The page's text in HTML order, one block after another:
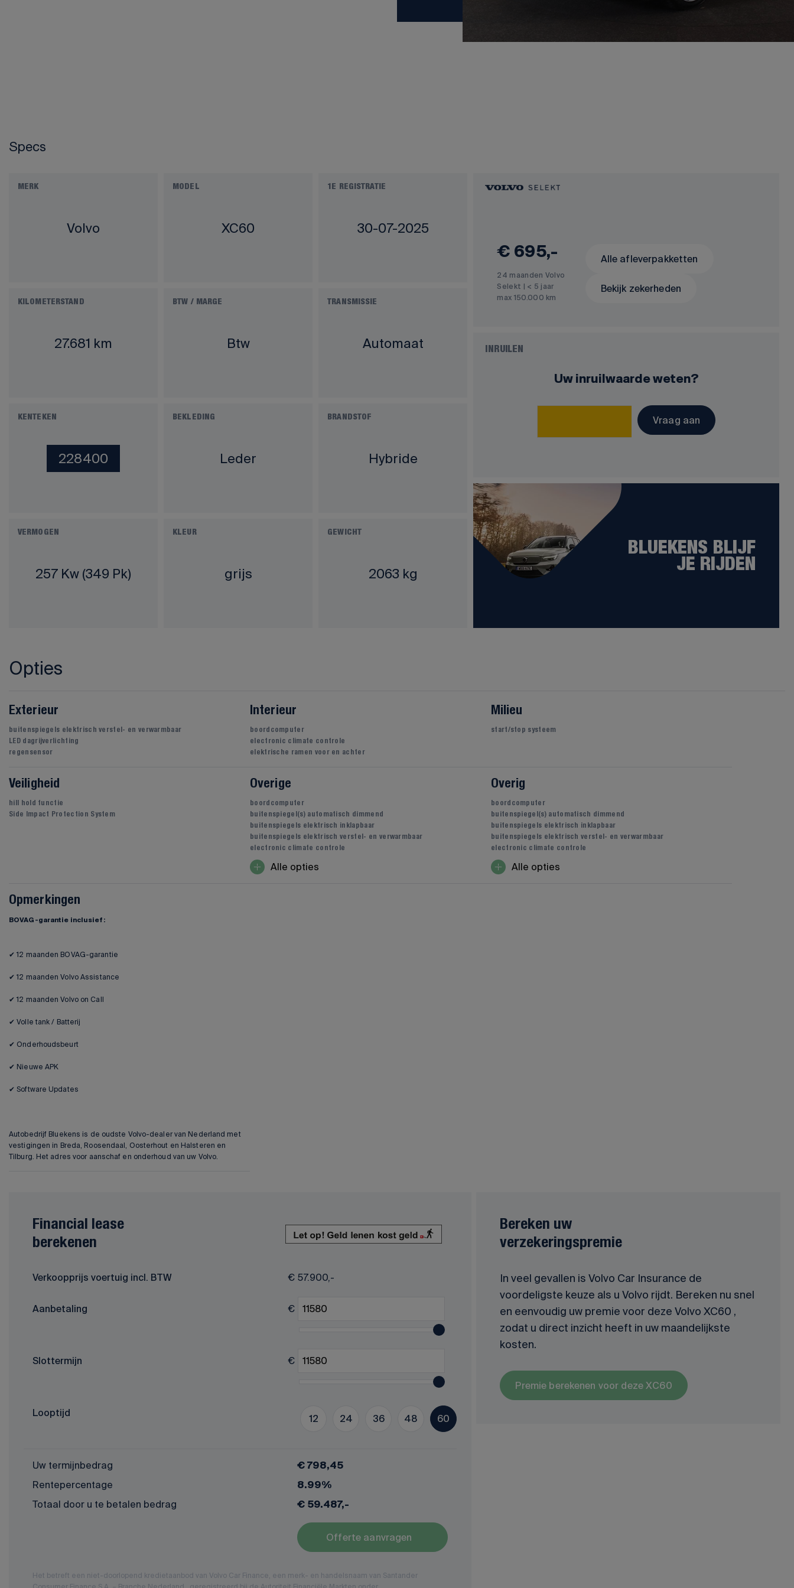
Specs
MERK
Volvo
MODEL
XC60
1E REGISTRATIE
30-07-2025
KILOMETERSTAND
27.681 km
BTW / MARGE
Btw
TRANSMISSIE
Automaat
KENTEKEN
228400
BEKLEDING
Leder
BRANDSTOF
Hybride
VERMOGEN
257 Kw (349 Pk)
KLEUR
grijs
GEWICHT
2063 kg
€ 695,-
24 maanden Volvo
Selekt | < 5 jaar
max 150.000 km
Alle afleverpakketten
Bekijk zekerheden
INRUILEN
Uw inruilwaarde weten?
Vraag aan
BLUEKENS BLIJF
JE RIJDEN
Opties
Exterieur
buitenspiegels elektrisch verstel- en verwarmbaar
LED dagrijverlichting
regensensor
Interieur
boordcomputer
electronic climate controle
elektrische ramen voor en achter
Milieu
start/stop systeem
Veiligheid
hill hold functie
Side Impact Protection System
Overige
boordcomputer
buitenspiegel(s) automatisch dimmend
buitenspiegels elektrisch inklapbaar
buitenspiegels elektrisch verstel- en verwarmbaar
electronic climate controle
Alle opties
Overig
boordcomputer
buitenspiegel(s) automatisch dimmend
buitenspiegels elektrisch inklapbaar
buitenspiegels elektrisch verstel- en verwarmbaar
electronic climate controle
Alle opties
Opmerkingen
BOVAG-garantie inclusief:
✔ 12 maanden BOVAG-garantie
✔ 12 maanden Volvo Assistance
✔ 12 maanden Volvo on Call
✔ Volle tank / Batterij
✔ Onderhoudsbeurt
✔ Nieuwe APK
✔ Software Updates
Autobedrijf Bluekens is de oudste Volvo-dealer van Nederland met
vestigingen in Breda, Roosendaal, Oosterhout en Halsteren en
Tilburg. Het adres voor aanschaf en onderhoud van uw Volvo.
Financial lease
berekenen
Verkoopprijs voertuig incl. BTW € 57.900,-
Aanbetaling €
Slottermijn €
Looptijd
12 24 36 48 60
Uw termijnbedrag € 798,45
Rentepercentage 8.99%
Totaal door u te betalen bedrag € 59.487,-
Offerte aanvragen
Het betreft een niet-doorlopend kredietaanbod van Volvo Car Finance, een merk- en handelsnaam van Santander
Bereken uw
verzekeringspremie
In veel gevallen is Volvo Car Insurance de
voordeligste keuze als u Volvo rijdt. Bereken nu snel
en eenvoudig uw premie voor deze Volvo XC60 ,
zodat u direct inzicht heeft in uw maandelijkste
kosten.
Premie berekenen voor deze XC60